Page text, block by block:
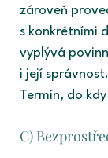
zároveň
s konkrétními
vyplývá
i její správnost.
Termín, do
C)